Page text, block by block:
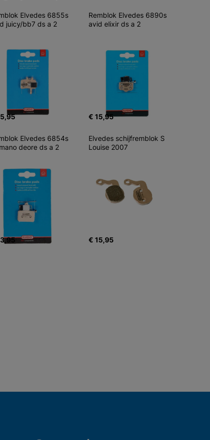
Elvedes 6855s
juicy/bb7 ds a 2
Remblok Elvedes 6890s
avid elixir ds a 2
€ 15,95
Elvedes 6854s
deore ds a 2
Elvedes schijfremblok S
Louise 2007
€ 15,95